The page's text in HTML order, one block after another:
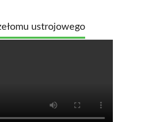
ustrojowego